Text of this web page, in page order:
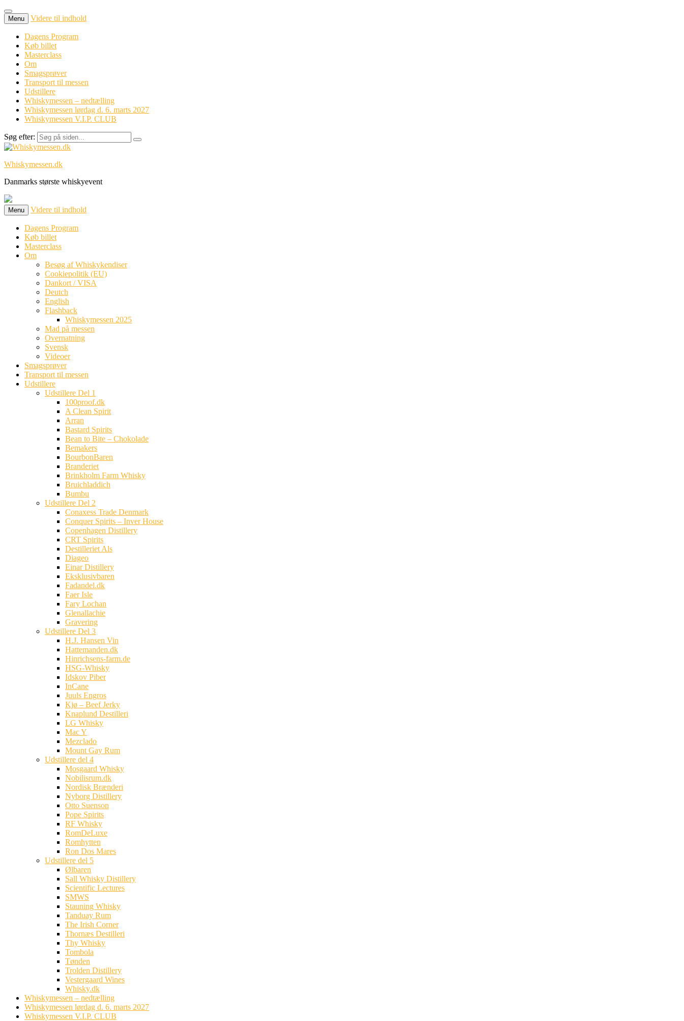
Menu Videre til indhold
Dagens Program
Køb billet
Masterclass
Om
Smagsprøver
Transport til messen
Udstillere
Whiskymessen – nedtælling
Whiskymessen lørdag d. 6. marts 2027
Whiskymessen V.I.P. CLUB
Søg efter:
Whiskymessen.dk
Danmarks største whiskyevent
Menu Videre til indhold
Dagens Program
Køb billet
Masterclass
Om
Besøg af Whiskykendiser
Cookiepolitik (EU)
Dankort / VISA
Deutch
English
Flashback
Whiskymessen 2025
Mad på messen
Overnatning
Svensk
Videoer
Smagsprøver
Transport til messen
Udstillere
Udstillere Del 1
100proof.dk
A Clean Spirit
Arran
Bastard Spirits
Bean to Bite – Chokolade
Bemakers
BourbonBaren
Branderiet
Brinkholm Farm Whisky
Bruichladdich
Bumbu
Udstillere Del 2
Conaxess Trade Denmark
Conquer Spirits – Inver House
Copenhagen Distillery
CRT Spirits
Destilleriet Als
Diageo
Einar Distillery
Eksklusivbaren
Fadandel.dk
Faer Isle
Fary Lochan
Glenallachie
Gravering
Udstillere Del 3
H.J. Hansen Vin
Hattemanden.dk
Hinrichsens-farm.de
HSG-Whisky
Idskov Piber
InCane
Juuls Engros
Kjø – Beef Jerky
Knaplund Destilleri
LG Whisky
Mac Y
Mezclado
Mount Gay Rum
Udstillere del 4
Mosgaard Whisky
Nobilisrum.dk
Nordisk Brænderi
Nyborg Distillery
Otto Suenson
Pope Spirits
RF Whisky
RomDeLuxe
Romhytten
Ron Dos Mares
Udstillere del 5
Ølbaren
Sall Whisky Distillery
Scientific Lectures
SMWS
Stauning Whisky
Tanduay Rum
The Irish Corner
Thornæs Destilleri
Thy Whisky
Tombola
Tønden
Trolden Distillery
Vestergaard Wines
Whisky.dk
Whiskymessen – nedtælling
Whiskymessen lørdag d. 6. marts 2027
Whiskymessen V.I.P. CLUB